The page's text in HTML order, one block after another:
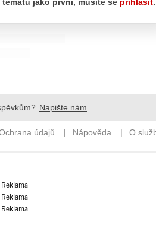
Reklama
Reklama
Reklama